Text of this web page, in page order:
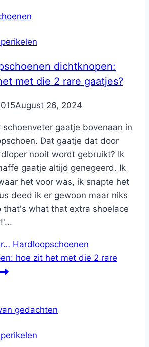
dichtknopen:
met die 2 rare gaatjes?
August 26, 2024
schoenveter gaatje bovenaan in
Dat gaatje dat door
nooit wordt gebruikt? Ik
gaatje altijd genegeerd. Ik
het voor was, ik snapte het
deed ik er gewoon maar niks
that's what that extra shoelace
Hardloopschoenen
hoe zit het met die 2 rare